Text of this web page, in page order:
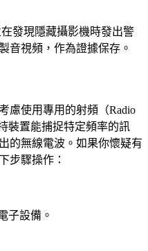
發現隱藏攝影機時發出警
音視頻，作為證據保存。
慮使用專用的射頻（Radio
裝置能捕捉特定頻率的訊
的無線電波。如果你懷疑有
步驟操作：
子設備。